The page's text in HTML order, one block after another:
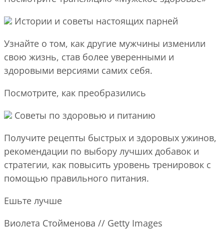
Истории и советы настоящих парней
Узнайте о том, как другие мужчины изменили
свою жизнь, став более уверенными и
здоровыми версиями самих себя.
Посмотрите, как преобразились
Советы по здоровью и питанию
Получите рецепты быстрых и здоровых ужинов,
рекомендации по выбору лучших добавок и
стратегии, как повысить уровень тренировок с
помощью правильного питания.
Ешьте лучше
Виолета Стойменова // Getty Images